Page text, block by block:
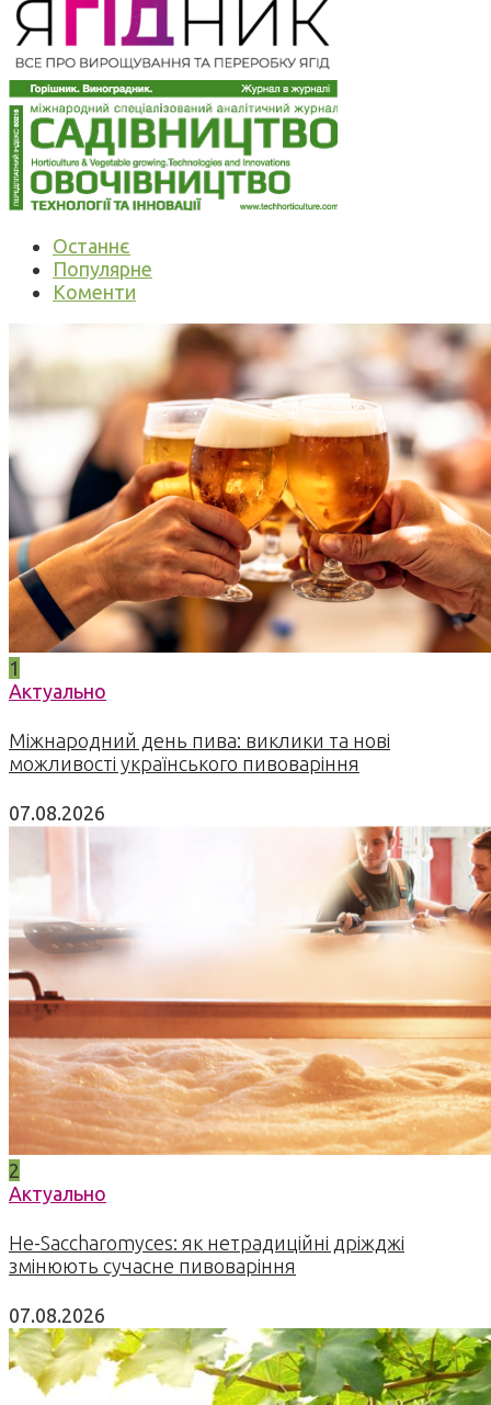
Останнє
Популярне
Коменти
1
Актуально
Міжнародний день пива: виклики та нові
можливості українського пивоваріння
07.08.2026
2
Актуально
Не-Saccharomyces: як нетрадиційні дріжджі
змінюють сучасне пивоваріння
07.08.2026